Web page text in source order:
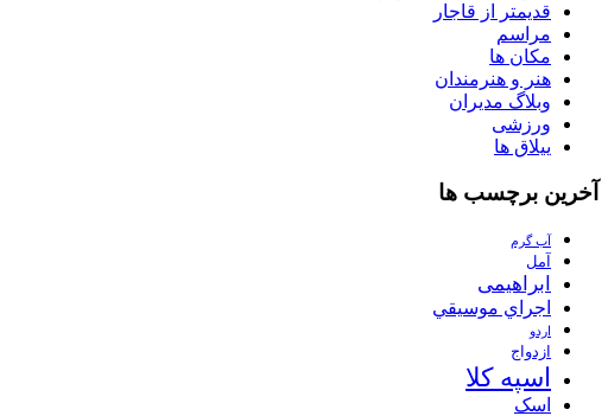
قدیمتر از قاجار
مراسم
مکان ها
هنر و هنرمندان
وبلاگ مدیران
ورزشی
ییلاق ها
آخرین برچسب ها
آب گرم
آمل
ابراهیمی
اجراي موسيقي
اردو
ازدواج
اسپه کلا
اسک